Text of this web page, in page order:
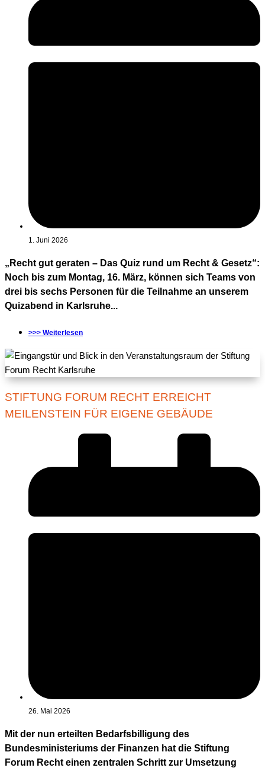
1. Juni 2026
„Recht gut geraten – Das Quiz rund um Recht & Gesetz“:
Noch bis zum Montag, 16. März, können sich Teams von
drei bis sechs Personen für die Teilnahme an unserem
Quizabend in Karlsruhe...
>>> Weiterlesen
STIFTUNG FORUM RECHT ERREICHT
MEILENSTEIN FÜR EIGENE GEBÄUDE
26. Mai 2026
Mit der nun erteilten Bedarfsbilligung des
Bundesministeriums der Finanzen hat die Stiftung
Forum Recht einen zentralen Schritt zur Umsetzung